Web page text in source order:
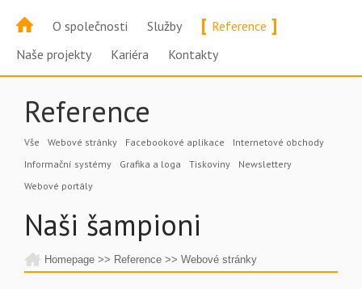
O společnosti Služby [ Reference ]
Naše projekty Kariéra Kontakty
Reference
Vše Webové stránky Facebookové aplikace
Internetové obchody
Informační systémy
Grafika a loga Tiskoviny
Newslettery
Webové portály
Naši šampioni
Homepage >> Reference >> Webové stránky